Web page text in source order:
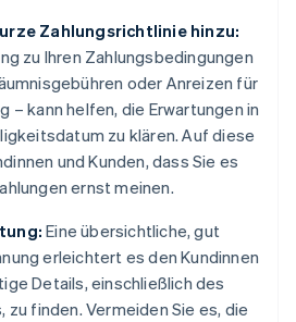
Zahlungsrichtlinie hinzu:
zu Ihren Zahlungsbedingungen
oder Anreizen für
– kann helfen, die Erwartungen in
zu klären. Auf diese
und Kunden, dass Sie es
ernst meinen.
Eine übersichtliche, gut
erleichtert es den Kundinnen
Details, einschließlich des
zu finden. Vermeiden Sie es, die